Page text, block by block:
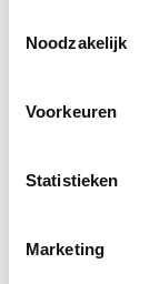
Noodzakelijk
Voorkeuren
Statistieken
Marketing